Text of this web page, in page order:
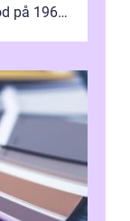
på 1960-